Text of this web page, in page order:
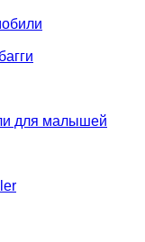
для малышей